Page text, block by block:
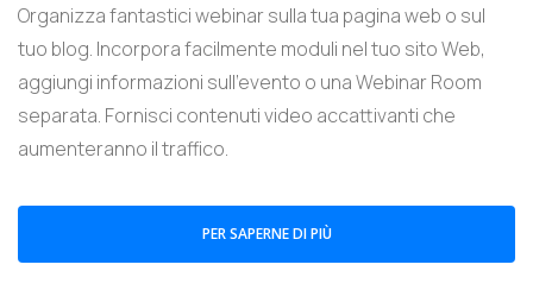
Organizza fantastici webinar sulla tua pagina web o sul
tuo blog. Incorpora facilmente moduli nel tuo sito Web,
aggiungi informazioni sull'evento o una Webinar Room
separata. Fornisci contenuti video accattivanti che
aumenteranno il traffico.
PER SAPERNE DI PIÙ